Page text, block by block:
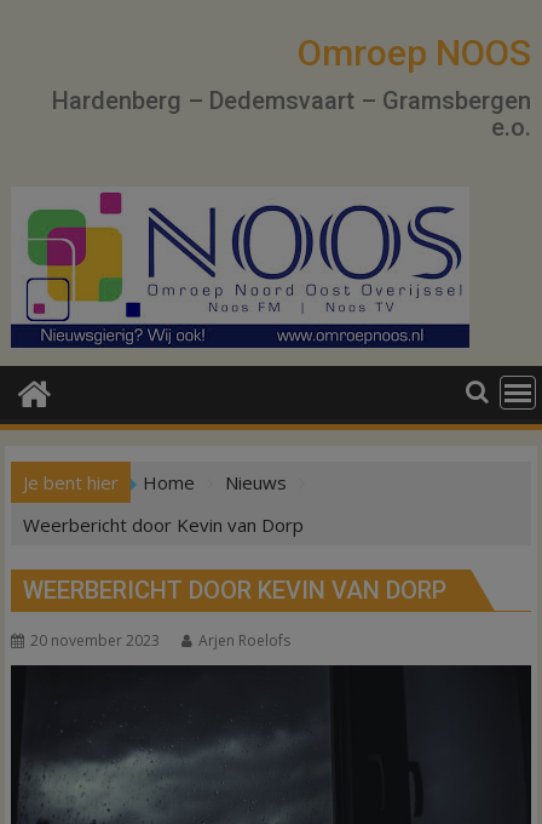
Omroep NOOS
Hardenberg – Dedemsvaart – Gramsbergen
e.o.
Je bent hier Home
Nieuws
Weerbericht door Kevin van Dorp
WEERBERICHT DOOR KEVIN VAN DORP
20 november 2023 Arjen Roelofs